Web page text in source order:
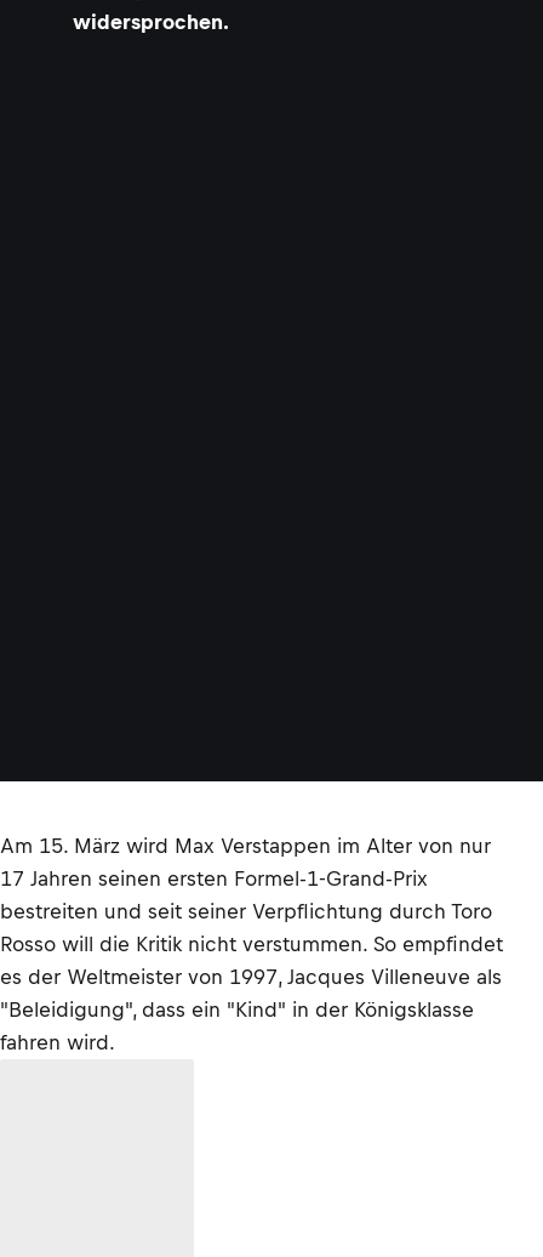
widersprochen.
Am 15. März wird Max Verstappen im Alter von nur
17 Jahren seinen ersten Formel-1-Grand-Prix
bestreiten und seit seiner Verpflichtung durch Toro
Rosso will die Kritik nicht verstummen. So empfindet
es der Weltmeister von 1997, Jacques Villeneuve als
"Beleidigung", dass ein "Kind" in der Königsklasse
fahren wird.